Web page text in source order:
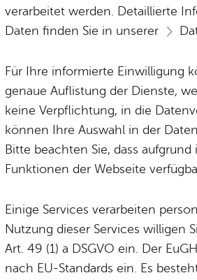
Cookie-Hinweis
Zum Laden dieser Karte wird eine
andere Tracking-Technologien, um die
Cookies akzeptieren und Karte
verarbeitet werden. Detaillierte
Daten finden Sie in unserer
Für Ihre informierte Einwilligung
genaue Auflistung der Dienste,
keine Verpflichtung, in die
können Ihre Auswahl in der
Bitte beachten Sie, dass
Funktionen der Webseite
Einige Services verarbeiten
Nutzung dieser Services willigen
Art. 49 (1) a DSGVO ein. Der
nach EU-Standards ein. Es